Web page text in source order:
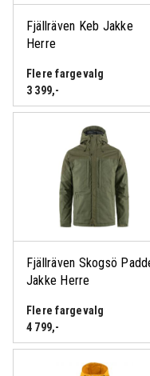
Fjällräven Keb Jakke
Herre
Flere fargevalg
3 399,-
Fjällräven Skogsö
Jakke Herre
Flere fargevalg
4 799,-